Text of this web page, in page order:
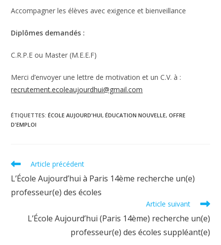
Accompagner les élèves avec exigence et bienveillance
Diplômes demandés :
C.R.P.E ou Master (M.E.E.F)
Merci d’envoyer une lettre de motivation et un C.V. à :
recrutement.ecoleaujourdhui@gmail.com
ÉTIQUETTES:ÉCOLE AUJOURD'HUI, ÉDUCATION NOUVELLE, OFFRE
D'EMPLOI
Read
more
articles
Article précédent
L’École Aujourd’hui à Paris 14ème recherche un(e)
professeur(e) des écoles
Article suivant
L’École Aujourd’hui (Paris 14ème) recherche un(e)
professeur(e) des écoles suppléant(e)